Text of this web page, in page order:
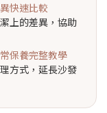
快速比較
上的差異，協助
保養完整教學
方式，延長沙發